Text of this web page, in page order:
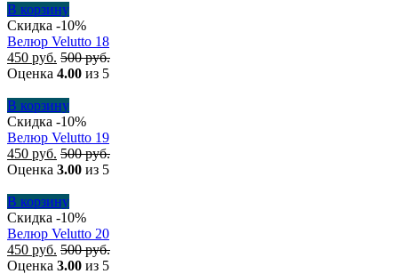
В корзину
Скидка -10%
Велюр Velutto 18
450 руб. 500руб.
Оценка 4.00 из 5
В корзину
Скидка -10%
Велюр Velutto 19
450 руб. 500руб.
Оценка 3.00 из 5
В корзину
Скидка -10%
Велюр Velutto 20
450 руб. 500руб.
Оценка 3.00 из 5